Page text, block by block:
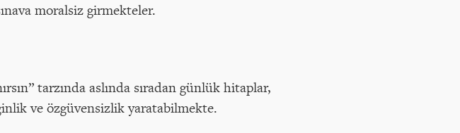
moralsiz girmekteler.
tarzında aslında sıradan günlük hitaplar,
ve özgüvensizlik yaratabilmekte.